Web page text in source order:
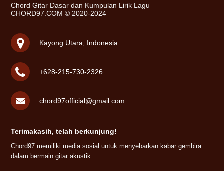
Chord Gitar Dasar dan Kumpulan Lirik Lagu
CHORD97.COM © 2020-2024
Kayong Utara, Indonesia
+628-215-730-2326
chord97official@gmail.com
Terimakasih, telah berkunjung!
Chord97 memiliki media sosial untuk menyebarkan kabar gembira
dalam bermain gitar akustik.